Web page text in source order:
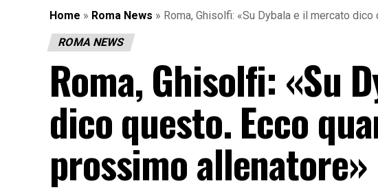
Home » Roma News » Roma, Ghisolfi: «Su Dybala e il mercato
ROMA NEWS
Roma, Ghisolfi: «Su
dico questo. Ecco
prossimo allenatore»